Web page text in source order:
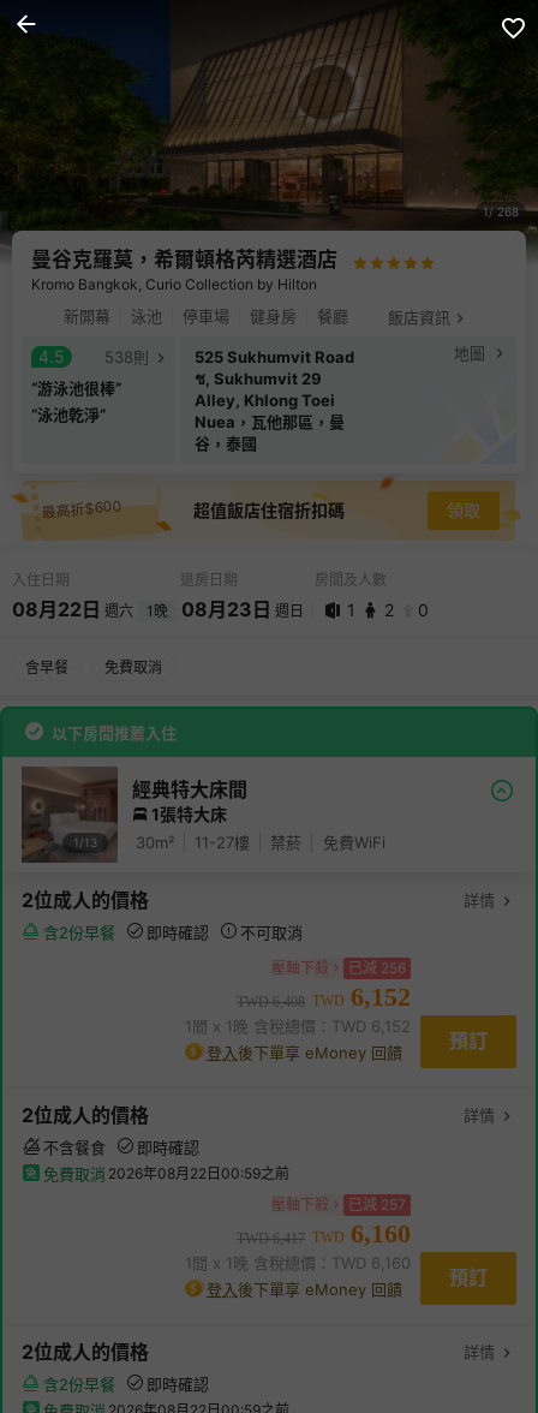
1 268
曼谷克羅莫，希爾頓格芮精選酒店
Kromo Bangkok, Curio Collection by Hilton
新開幕 泳池 停車場 健身房 餐廳
咖啡廳
飯店資訊
4.5 538則
“游泳池很棒”
“泳池乾淨”
525 Sukhumvit Road
ช, Sukhumvit 29
Alley, Khlong Toei
Nuea，瓦他那區，曼
谷，泰國
地圖
最高折$600 超值飯店住宿折扣碼 領取
入住日期 退房日期 房間及人數
08月 22 日 週六 1 晚 08月 23 日 週日 1 2 0
20
含早餐 免費取消
以下房間推薦入住
1/13
經典特大床間
1張特大床
30m² 11-27樓 禁菸 免費WiFi
2位成人的價格
詳情
含2份早餐
即時確認 不可取消
壓軸下殺 已減 256
TWD 6,408 TWD 6,152
1間 x 1晚 含稅總價：TWD 6,152
登入 後下單享 eMoney 回饋 預訂
2位成人的價格
詳情
不含餐食
即時確認
免費取消 2026年08月22日00:59之前
壓軸下殺
已減 257
TWD 6,417 TWD 6,160
1間 x 1晚 含稅總價：TWD 6,160
登入 後下單享 eMoney 回饋 預訂
2位成人的價格
詳情
含2份早餐
即時確認